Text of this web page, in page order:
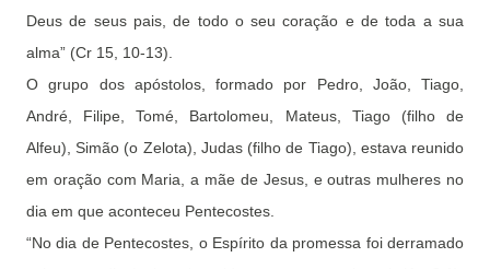
Deus de seus pais, de todo o seu coração e de toda a sua
alma” (Cr 15, 10-13).
O grupo dos apóstolos, formado por Pedro, João, Tiago,
André, Filipe, Tomé, Bartolomeu, Mateus, Tiago (filho de
Alfeu), Simão (o Zelota), Judas (filho de Tiago), estava reunido
em oração com Maria, a mãe de Jesus, e outras mulheres no
dia em que aconteceu Pentecostes.
“No dia de Pentecostes, o Espírito da promessa foi derramado